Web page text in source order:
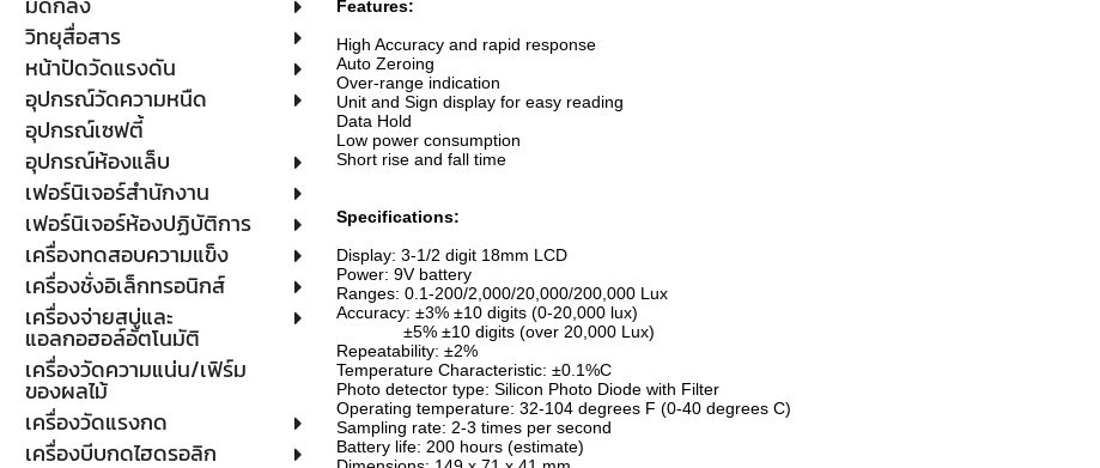
วิทยุสื่อสาร
หน้าปัดวัดแรงดัน
อุปกรณ์วัดความหนืด
อุปกรณ์เซฟตี้
อุปกรณ์ห้องแล็บ
เฟอร์นิเจอร์สำนักงาน
เฟอร์นิเจอร์ห้องปฏิบัติการ
เครื่องทดสอบความแข็ง
เครื่องชั่งอิเล็กทรอนิกส์
เครื่องจ่ายสบู่และ
แอลกอฮอล์อัตโนมัติ
เครื่องวัดความแน่น/เฟิร์ม
ของผลไม้
เครื่องวัดแรงกด
เครื่องบีบกดไฮดรอลิก
Features:
High Accuracy and rapid response
Auto Zeroing
Over-range indication
Unit and Sign display for easy reading
Data Hold
Low power consumption
Short rise and fall time
Specifications:
Display: 3-1/2 digit 18mm LCD
Power: 9V battery
Ranges: 0.1-200/2,000/20,000/200,000 Lux
Accuracy: ±3% ±10 digits (0-20,000 lux)
±5% ±10 digits (over 20,000 Lux)
Repeatability: ±2%
Temperature Characteristic: ±0.1%C
Photo detector type: Silicon Photo Diode with Filter
Operating temperature: 32-104 degrees F (0-40 degrees C)
Sampling rate: 2-3 times per second
Battery life: 200 hours (estimate)